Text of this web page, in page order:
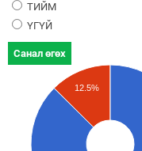
ТИЙМ
ҮГҮЙ
Санал өгөх
12.5%